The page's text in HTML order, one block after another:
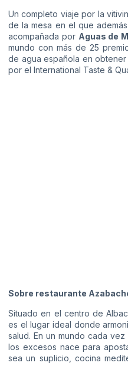
Un completo viaje por la
de la mesa en el que
acompañada por Aguas de
mundo con más de 25
de agua española en
por el International Taste &
Sobre restaurante
Situado en el centro de
es el lugar ideal donde
salud. En un mundo cada
los excesos nace para
sea un suplicio, cocina